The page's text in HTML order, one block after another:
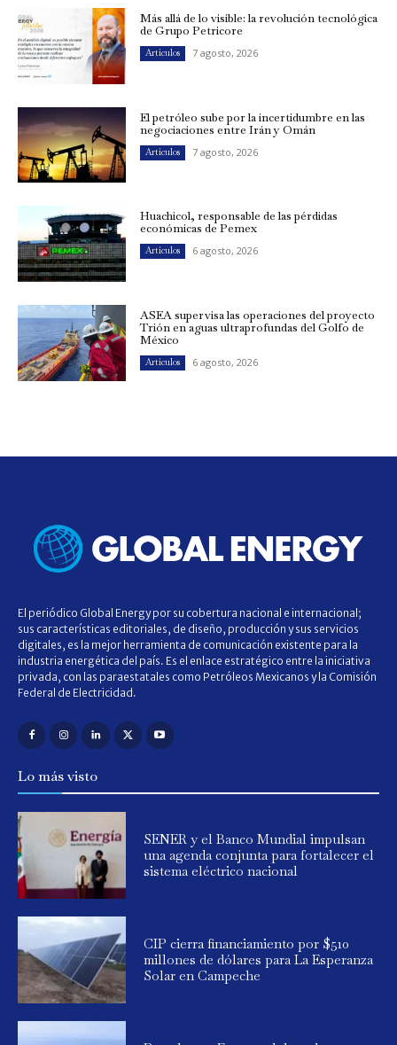
Más allá de lo visible: la revolución tecnológica
de Grupo Petricore
Artículos 7 agosto, 2026
El petróleo sube por la incertidumbre en las
negociaciones entre Irán y Omán
Artículos 7 agosto, 2026
Huachicol, responsable de las pérdidas
económicas de Pemex
Artículos 6 agosto, 2026
ASEA supervisa las operaciones del proyecto
Trión en aguas ultraprofundas del Golfo de
México
Artículos 6 agosto, 2026
El periódico Global Energy por su cobertura nacional e internacional;
sus características editoriales, de diseño, producción y sus servicios
digitales, es la mejor herramienta de comunicación existente para la
industria energética del país. Es el enlace estratégico entre la iniciativa
privada, con las paraestatales como Petróleos Mexicanos y la Comisión
Federal de Electricidad.
Lo más visto
SENER y el Banco Mundial impulsan
una agenda conjunta para fortalecer el
sistema eléctrico nacional
CIP cierra financiamiento por $510
millones de dólares para La Esperanza
Solar en Campeche